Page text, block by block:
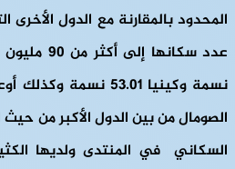
المحدود بالمقارنة مع الدول الأخرى
الصومال من بين الدول الأكبر من
السكاني في المنتدى ولديها